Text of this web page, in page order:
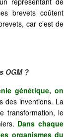
brevets coûtent
car c’est de
OGM ?
génétique, on
des inventions. La
transformation, le
Dans chaque
organismes du